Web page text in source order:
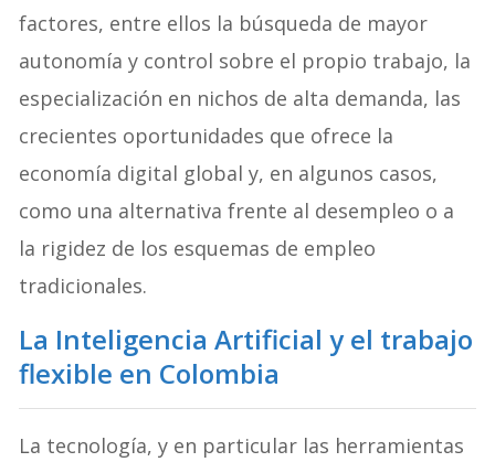
factores, entre ellos la búsqueda de mayor
autonomía y control sobre el propio trabajo, la
especialización en nichos de alta demanda, las
crecientes oportunidades que ofrece la
economía digital global y, en algunos casos,
como una alternativa frente al desempleo o a
la rigidez de los esquemas de empleo
tradicionales.
La Inteligencia Artificial y el trabajo
flexible en Colombia
La tecnología, y en particular las herramientas